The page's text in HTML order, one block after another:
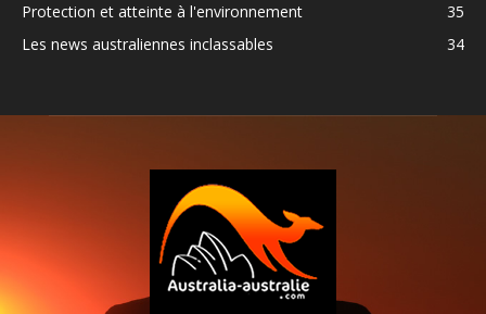
Protection et atteinte à l'environnement
35
Les news australiennes inclassables
34